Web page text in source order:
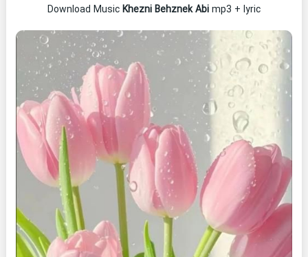
Download Music Khezni Behznek Abi mp3 + lyric